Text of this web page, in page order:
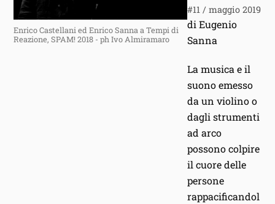
Enrico Castellani ed Enrico Sanna a Tempi di
Reazione, SPAM! 2018 - ph Ivo Almiramaro
#11 / maggio 2019
di Eugenio
Sanna
La musica e il
suono emesso
da un violino o
dagli strumenti
ad arco
possono colpire
il cuore delle
persone
rappacificandol